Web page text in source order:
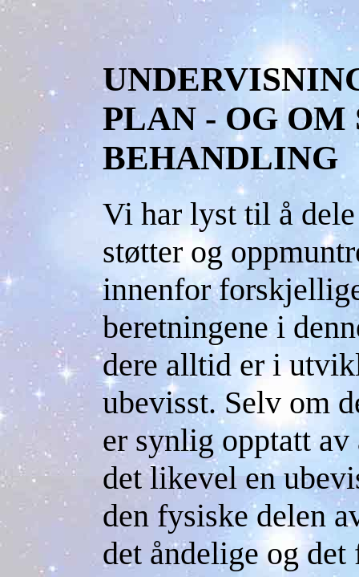
PLAN - OG
BEHANDLING
Vi har lyst til å
støtter og
innenfor
beretningene i
dere alltid er i
ubevisst. Selv om
er synlig opptatt
det likevel en
den fysiske delen
det åndelige og